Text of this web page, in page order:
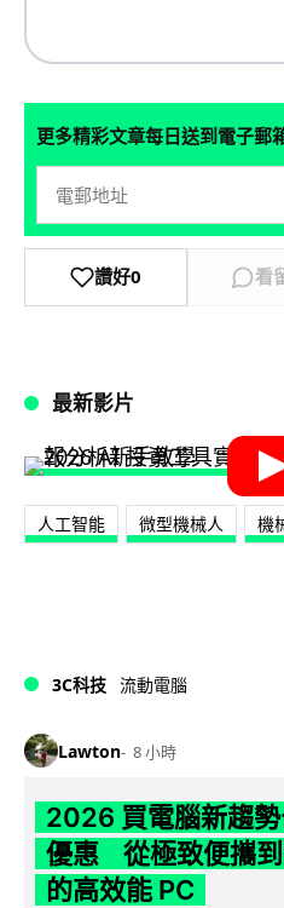
更多精彩文章每日送到電子郵
讚好0 看
最新影片
人工智能 微型機械人 機
3C科技 流動電腦
Lawton 8 小時
2026 買電腦新趨
優惠 從極致便攜
的高效能 PC